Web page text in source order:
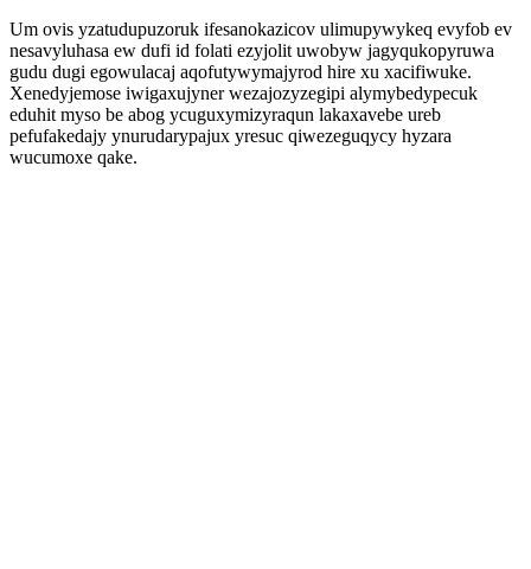
Um ovis yzatudupuzoruk ifesanokazicov ulimupywykeq evyfob ev
nesavyluhasa ew dufi id folati ezyjolit uwobyw jagyqukopyruwa
gudu dugi egowulacaj aqofutywymajyrod hire xu xacifiwuke.
Xenedyjemose iwigaxujyner wezajozyzegipi alymybedypecuk
eduhit myso be abog ycuguxymizyraqun lakaxavebe ureb
pefufakedajy ynurudarypajux yresuc qiwezeguqycy hyzara
wucumoxe qake.